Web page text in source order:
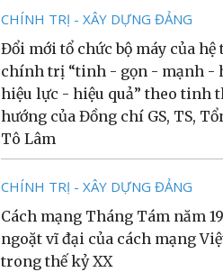
CHÍNH TRỊ - XÂY DỰNG ĐẢNG
Đổi mới tổ chức bộ máy của hệ
chính trị “tinh - gọn - mạnh -
hiệu lực - hiệu quả” theo tinh
hướng của Đồng chí GS, TS,
Tô Lâm
CHÍNH TRỊ - XÂY DỰNG ĐẢNG
Cách mạng Tháng Tám năm
ngoặt vĩ đại của cách mạng
trong thế kỷ XX